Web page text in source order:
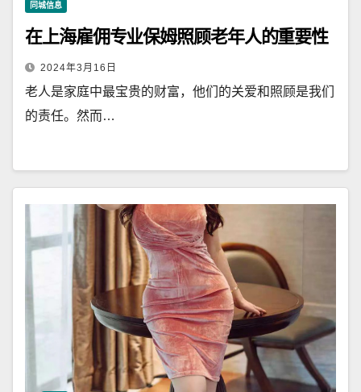
同城信息
在上海雇佣专业保姆照顾老年人的重要性
2024年3月16日
老人是家庭中最宝贵的财富，他们的关爱和照顾是我们
的责任。然而…